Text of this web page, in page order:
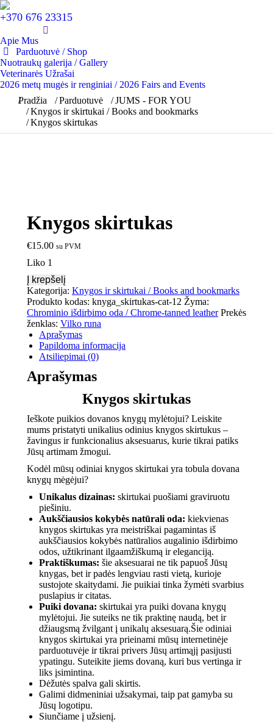
+370 676 23315
Apie Mus
Parduotuvė / Shop
Nuotraukų galerija / Gallery
Veterinarės Užrašai
2026 metų mugės ir renginiai / 2026 Fairs and Events
You are here:
Pradžia Parduotuvė
JUMS - FOR YOU
Knygos ir skirtukai / Books and bookmarks
Knygos skirtukas
Knygos skirtukas
€15.00 su PVM
Liko 1
Į krepšelį
Kategorija: Knygos ir skirtukai / Books and bookmarks
Produkto kodas: knyga_skirtukas-cat-12 Žyma:
Chrominio išdirbimo oda / Chrome-tanned leather Prekės
ženklas: Vilko runa
Aprašymas
Papildoma informacija
Atsiliepimai (0)
Aprašymas
Knygos skirtukas
Ieškote puikios dovanos knygų mylėtojui? Leiskite
mums pristatyti unikalius odinius knygos skirtukus –
žavingus ir funkcionalius aksesuarus, kurie tikrai patiks
Jūsų artimam žmogui.
Kodėl mūsų odiniai knygos skirtukai yra tobula dovana
knygų mėgėjui?
Unikalus dizainas: skirtukai puošiami graviruotu
piešiniu.
Aukščiausios kokybės natūrali oda: kiekvienas
knygos skirtukas yra meistriškai pagamintas iš
aukščiausios kokybės natūralios augalinio išdirbimo
odos, užtikrinant ilgaamžiškumą ir eleganciją.
Praktiškumas: šie aksesuarai ne tik papuoš Jūsų
knygas, bet ir padės lengviau rasti vietą, kurioje
sustojote skaitydami. Jie puikiai tinka žymėti svarbius
puslapius ir citatas.
Puiki dovana: skirtukai yra puiki dovana knygų
mylėtojui. Jie suteiks ne tik praktinę naudą, bet ir
džiaugsmą žvilgant į unikalų aksesuarą.Šie odiniai
knygos skirtukai yra prieinami mūsų internetinėje
parduotuvėje ir tikrai privers Jūsų artimąjį pasijusti
ypatingu. Suteikite jiems dovaną, kuri bus vertinga ir
liks įsimintina.
Dėžutės spalva gali skirtis.
Galimi didmeniniai užsakymai, taip pat gamyba su
Jūsų logotipu.
Siunčiame į užsienį.